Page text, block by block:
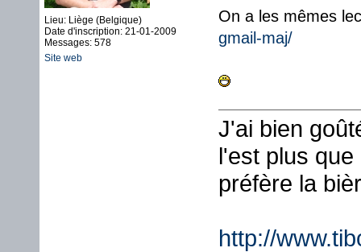
Lieu: Liège (Belgique)
Date d'inscription: 21-01-2009
Messages: 578
Site web
On a les mêmes
gmail-maj/
J'ai bien
l'est plus
préfère la
http://